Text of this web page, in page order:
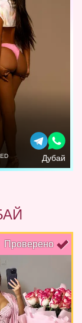
Дубай
Проверено